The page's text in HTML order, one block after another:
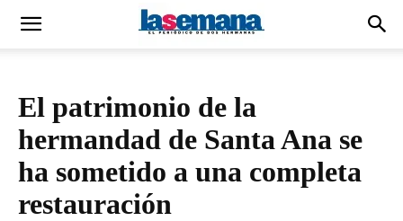
El patrimonio de la
hermandad de Santa Ana se
ha sometido a una completa
restauración